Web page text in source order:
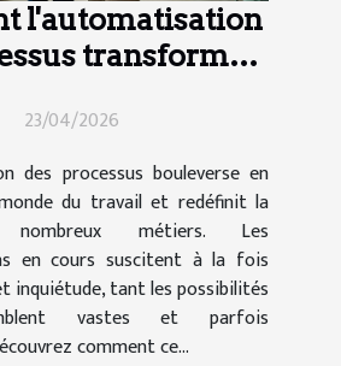
l'automatisation
transforme-
23/04/2026
des processus bouleverse en
du travail et redéfinit la
métiers. Les
en cours suscitent à la fois
inquiétude, tant les possibilités
vastes et parfois
comment ce...